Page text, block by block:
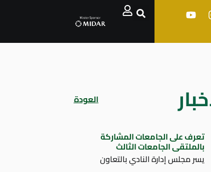
العودة
تعرف على الجامعات المشاركة
بالملتقى الجامعات الثالث
يسر مجلس إدارة النادي بالتعاون